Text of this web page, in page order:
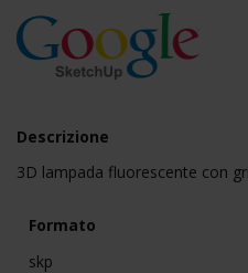
Descrizione
3D lampada fluorescente con
Formato
skp